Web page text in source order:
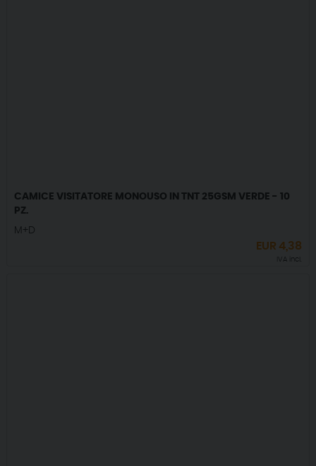
CAMICE VISITATORE MONOUSO IN TNT 25GSM VERDE - 10
PZ.
M+D
EUR 4,38
IVA incl.